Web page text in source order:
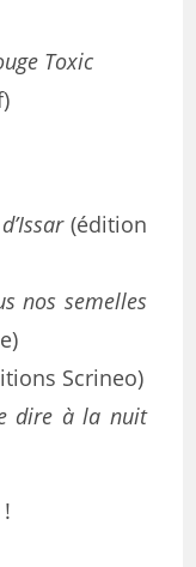
Toxic
(édition
nos semelles
Scrineo)
dire à la nuit